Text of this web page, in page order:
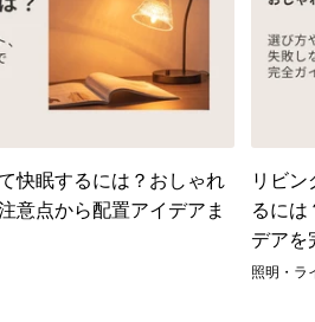
快眠するには？おしゃれ
意点から配置アイデアま
リビ
るには
デアを
照明・ラ